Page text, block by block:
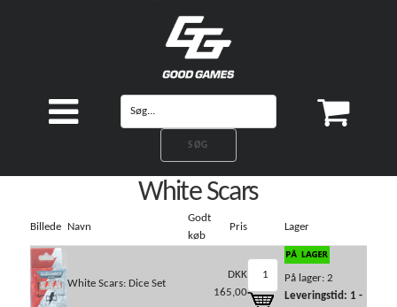
White Scars
Billede Navn
Godt
køb
Pris Lager
White Scars: Dice Set
DKK
165,00
På lager: 2
Leveringstid: 1 -